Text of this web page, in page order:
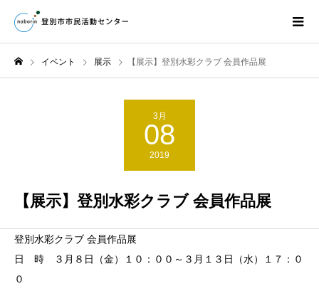
イベント 展示 【展示】登別水彩クラブ 会員作品展
3月
08
2019
【展示】登別水彩クラブ 会員作品展
登別水彩クラブ 会員作品展
日 時 ３月８日（金）１０：００～３月１３日（水）１７：０
０